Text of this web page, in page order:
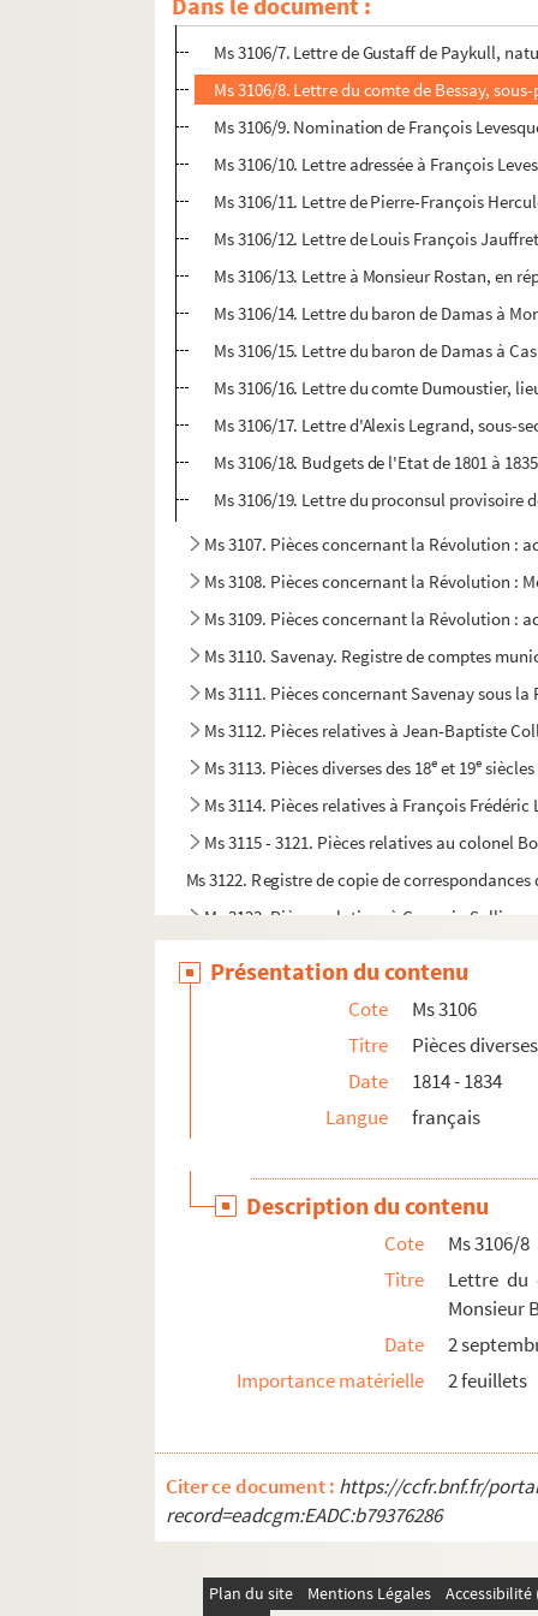
Ms 3106/6. Lettre-circulaire du sous-préfet
Ms 3106/7. Lettre de Gustaff de Paykull,
Ms 3106/8. Lettre du comte de Bessay,
Ms 3106/9. Nomination de François
Ms 3106/10. Lettre adressée à François
Ms 3106/11. Lettre de Pierre-François
Ms 3106/12. Lettre de Louis François
Ms 3106/13. Lettre à Monsieur Rostan, en
Ms 3106/14. Lettre du baron de Damas à
Ms 3106/15. Lettre du baron de Damas à
Ms 3106/16. Lettre du comte Dumoustier,
Ms 3106/17. Lettre d'Alexis Legrand, sous-
Ms 3106/18. Budgets de l'Etat de 1801 à
Ms 3106/19. Lettre du proconsul
Ms 3107. Pièces concernant la Révolution :
Ms 3108. Pièces concernant la Révolution :
Ms 3109. Pièces concernant la Révolution :
Ms 3110. Savenay. Registre de comptes
Ms 3111. Pièces concernant Savenay sous
Ms 3112. Pièces relatives à Jean-Baptiste
Ms 3113. Pièces diverses des 18e et 19e siècles
Ms 3114. Pièces relatives à François
Ms 3115 - 3121. Pièces relatives au colonel
Ms 3122. Registre de copie de
Ms 3123. Pièces relatives à Germain Sallier
Ms 3129. Procès concernant l'héritage de Jan
Ms 3130. Procès divers, en particuler entre
Ms 3131. Procès de demoiselle Désirée Olive,
Ms 3132. Contrats, aveux, jugements, legs
Ms 3133. Thomas Maisonneuve. Oeuvres
Ms 3138. Lettres de personnalités
Ms 3139. Bernard Roy. Oeuvre théâtrale
Ms 3141. Copie de l'Articles de la capitulation
Présentation du contenu
Cote
Ms 3106
Titre
Pièces
Date
1814 - 1834
Langue
français
Description du contenu
Cote
Ms 3106/8
Titre
Lettre du
Monsieur
Date
2
Importance matérielle
2 feuillets
Citer ce document : https://ccfr.bnf.fr/
record=eadcgm:EADC:b79376286
Plan du site Mentions Légales